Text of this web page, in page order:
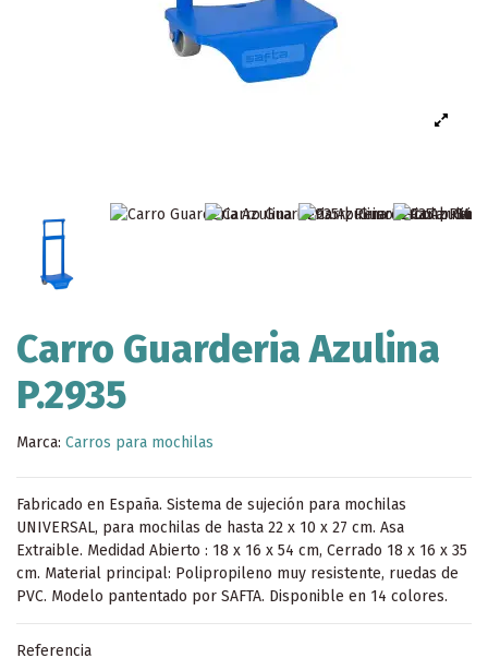
Carro Guarderia Azulina
P.2935
Marca: Carros para mochilas
Fabricado en España. Sistema de sujeción para mochilas
UNIVERSAL, para mochilas de hasta 22 x 10 x 27 cm. Asa
Extraible. Medidad Abierto : 18 x 16 x 54 cm, Cerrado 18 x 16 x 35
cm. Material principal: Polipropileno muy resistente, ruedas de
PVC. Modelo pantentado por SAFTA. Disponible en 14 colores.
Referencia